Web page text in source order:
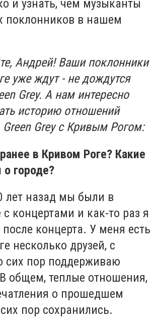
и узнать, чем музыканты
поклонников в нашем
Андрей! Ваши поклонники
уже ждут - не дождутся
Grey. А нам интересно
историю отношений
Grey с Кривым Рогом:
в Кривом Роге? Какие
о городе?
лет назад мы были в
концертами и как-то раз я
концерта. У меня есть
несколько друзей, с
сих пор поддерживаю
общем, теплые отношения,
о прошедшем
пор сохранились.